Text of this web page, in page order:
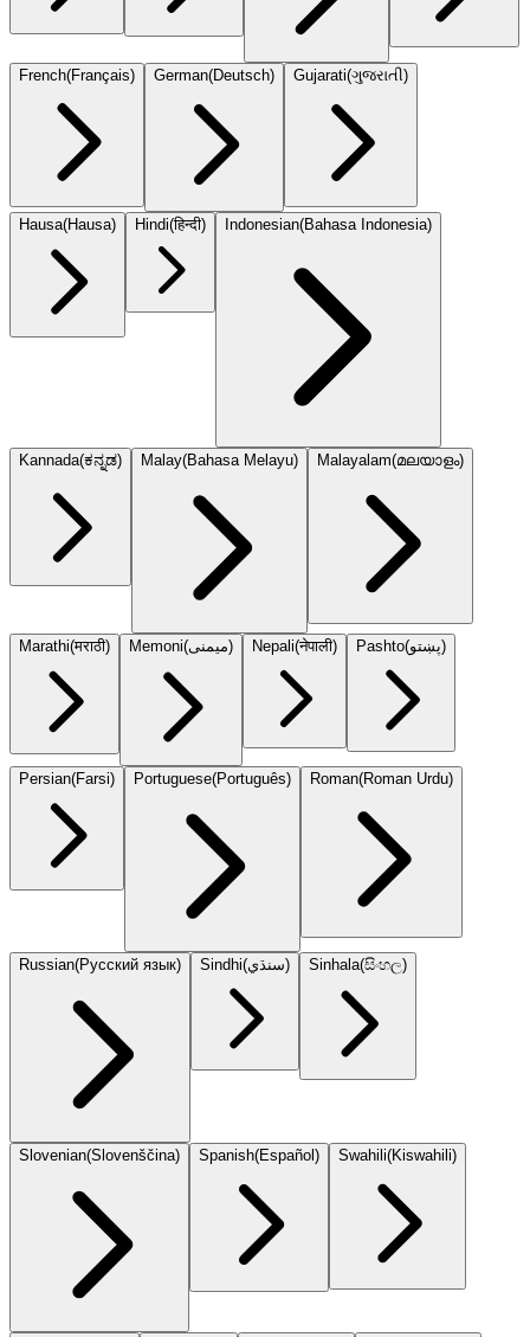
French(Français) German(Deutsch) Gujarati(ગુજરાતી)
Hausa(Hausa) Hindi(हिन्दी) Indonesian(Bahasa Indonesia)
Kannada(ಕನ್ನಡ) Malay(Bahasa Melayu) Malayalam(മലയാളം)
Marathi(मराठी) Memoni(میمنی) Nepali(नेपाली) Pashto(پښتو)
Persian(Farsi) Portuguese(Português) Roman(Roman Urdu)
Russian(Русский язык) Sindhi(سنڌي) Sinhala(සිංහල)
Slovenian(Slovenščina) Spanish(Español) Swahili(Kiswahili)